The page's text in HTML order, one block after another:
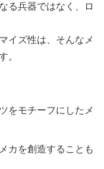
る兵器ではなく、ロ
イズ性は、そんなメ
。
をモチーフにしたメ
カを創造することも